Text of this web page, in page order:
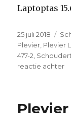
Laptoptas
Geplaatst
op
25 juli 2018
Plevier, Plevier
477-2,
reactie achter